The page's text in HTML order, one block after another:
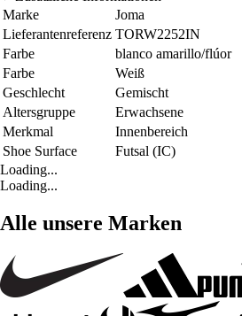
Marke
Joma
Lieferantenreferenz TORW2252IN
Farbe
blanco amarillo/flúor
Farbe
Weiß
Geschlecht
Gemischt
Altersgruppe
Erwachsene
Merkmal
Innenbereich
Shoe Surface
Futsal (IC)
Loading...
Loading...
Alle unsere Marken